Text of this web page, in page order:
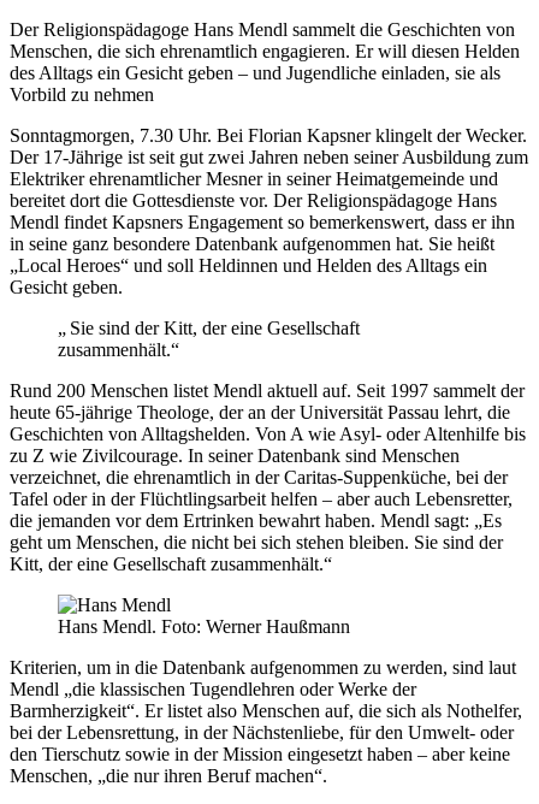
Der Religionspädagoge Hans Mendl sammelt die Geschichten von
Menschen, die sich ehrenamtlich engagieren. Er will diesen Helden
des Alltags ein Gesicht geben – und Jugendliche einladen, sie als
Vorbild zu nehmen
Sonntagmorgen, 7.30 Uhr. Bei Florian Kapsner klingelt der Wecker.
Der 17-Jährige ist seit gut zwei Jahren neben seiner Ausbildung zum
Elektriker ehrenamtlicher Mesner in seiner Heimatgemeinde und
bereitet dort die Gottesdienste vor. Der Religionspädagoge Hans
Mendl findet Kapsners Engagement so bemerkenswert, dass er ihn
in seine ganz besondere Datenbank aufgenommen hat. Sie heißt
„Local Heroes“ und soll Heldinnen und Helden des Alltags ein
Gesicht geben.
„ Sie sind der Kitt, der eine Gesellschaft
zusammenhält.“
Rund 200 Menschen listet Mendl aktuell auf. Seit 1997 sammelt der
heute 65-jährige Theologe, der an der Universität Passau lehrt, die
Geschichten von Alltagshelden. Von A wie Asyl- oder Altenhilfe bis
zu Z wie Zivilcourage. In seiner Datenbank sind Menschen
verzeichnet, die ehrenamtlich in der Caritas-Suppenküche, bei der
Tafel oder in der Flüchtlingsarbeit helfen – aber auch Lebensretter,
die jemanden vor dem Ertrinken bewahrt haben. Mendl sagt: „Es
geht um Menschen, die nicht bei sich stehen bleiben. Sie sind der
Kitt, der eine Gesellschaft zusammenhält.“
Hans Mendl. Foto: Werner Haußmann
Kriterien, um in die Datenbank aufgenommen zu werden, sind laut
Mendl „die klassischen Tugendlehren oder Werke der
Barmherzigkeit“. Er listet also Menschen auf, die sich als Nothelfer,
bei der Lebensrettung, in der Nächstenliebe, für den Umwelt- oder
den Tierschutz sowie in der Mission eingesetzt haben – aber keine
Menschen, „die nur ihren Beruf machen“.